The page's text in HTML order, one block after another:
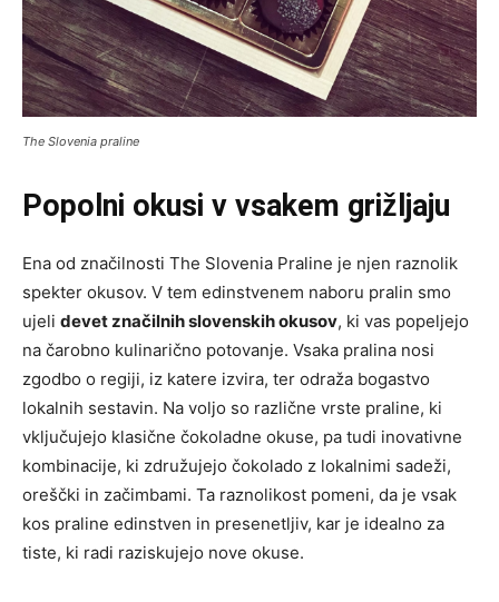
The Slovenia praline
Popolni okusi v vsakem grižljaju
Ena od značilnosti The Slovenia Praline je njen raznolik
spekter okusov. V tem edinstvenem naboru pralin smo
ujeli devet značilnih slovenskih okusov, ki vas popeljejo
na čarobno kulinarično potovanje. Vsaka pralina nosi
zgodbo o regiji, iz katere izvira, ter odraža bogastvo
lokalnih sestavin. Na voljo so različne vrste praline, ki
vključujejo klasične čokoladne okuse, pa tudi inovativne
kombinacije, ki združujejo čokolado z lokalnimi sadeži,
oreščki in začimbami. Ta raznolikost pomeni, da je vsak
kos praline edinstven in presenetljiv, kar je idealno za
tiste, ki radi raziskujejo nove okuse.